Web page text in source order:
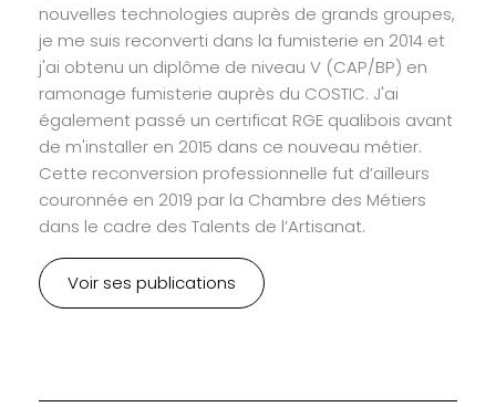
nouvelles technologies auprès de grands groupes,
je me suis reconverti dans la fumisterie en 2014 et
j'ai obtenu un diplôme de niveau V (CAP/BP) en
ramonage fumisterie auprès du COSTIC. J'ai
également passé un certificat RGE qualibois avant
de m'installer en 2015 dans ce nouveau métier.
Cette reconversion professionnelle fut d’ailleurs
couronnée en 2019 par la Chambre des Métiers
dans le cadre des Talents de l’Artisanat.
Voir ses publications